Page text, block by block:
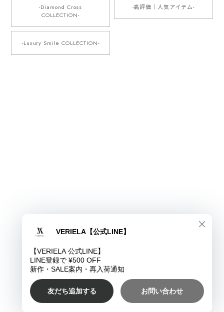
-Diamond Cross
COLLECTION-
-高評価｜人気アイテム-
-Luxury Smile COLLECTION-
ショップに質問する